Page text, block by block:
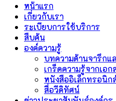
หน้าแรก
เกี่ยวกับเรา
ระเบียบการใช้บริการ
สืบค้น
องค์ความรู้
บทความด้านจารึกแ
เกร็ดความรู้จากเอ
หนังสืออิเล็กทรอนิก
สื่อวีดิทัศน์